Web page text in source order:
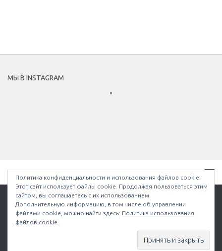
МЫ В INSTAGRAM
Bullethell.ru © 2026. Все права защищены.
Политика конфиденциальности и использования файлов сookie:
Этот сайт использует файлы cookie. Продолжая пользоваться этим
сайтом, вы соглашаетесь с их использованием.
Дополнительную информацию, в том числе об управлении
файлами cookie, можно найти здесь: Политика использования
файлов cookie